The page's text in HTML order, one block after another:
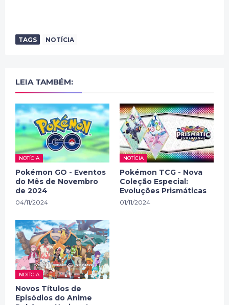
TAGS NOTÍCIA
LEIA TAMBÉM:
NOTÍCIA
Pokémon GO - Eventos
do Mês de Novembro
de 2024
04/11/2024
NOTÍCIA
Pokémon TCG - Nova
Coleção Especial:
Evoluções Prismáticas
01/11/2024
NOTÍCIA
Novos Títulos de
Episódios do Anime